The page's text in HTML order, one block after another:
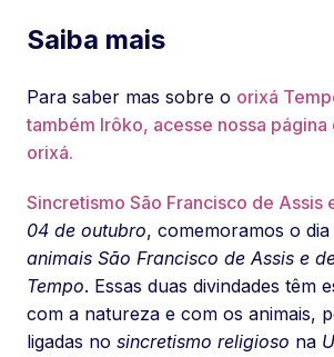
Saiba mais
Para saber mas sobre o orixá
também Irôko, acesse nossa
orixá.
Sincretismo São Francisco de Assis
04 de outubro, comemoramos o dia
animais São Francisco de Assis e
Tempo. Essas duas divindades têm
com a natureza e com os animais,
ligadas no sincretismo religioso na